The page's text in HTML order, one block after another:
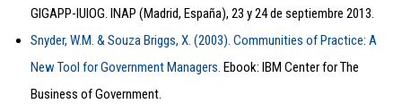
GIGAPP-IUIOG. INAP (Madrid, España), 23 y 24 de septiembre 2013.
Snyder, W.M. & Souza Briggs, X. (2003). Communities of Practice: A
New Tool for Government Managers.Ebook: IBM Center for The
Business of Government.